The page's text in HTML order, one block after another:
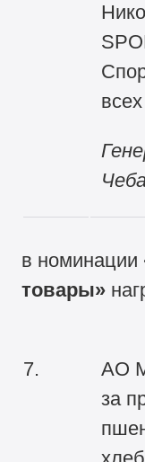
в номинации
товары»
7.
АО
за